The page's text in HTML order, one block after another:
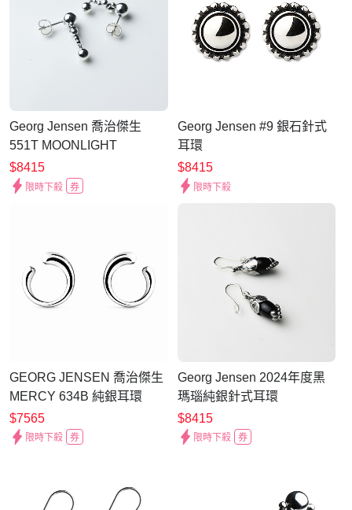
Georg Jensen 喬治傑生
551T MOONLIGHT
GRAPES 針式耳環
$8415
限時下殺 券
Georg Jensen #9 銀石針式
耳環
$8415
限時下殺
GEORG JENSEN 喬治傑生
MERCY 634B 純銀耳環
$7565
限時下殺 券
Georg Jensen 2024年度黑
瑪瑙純銀針式耳環
$8415
限時下殺 券